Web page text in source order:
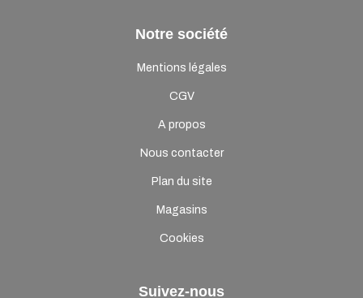
Notre société
Mentions légales
CGV
A propos
Nous contacter
Plan du site
Magasins
Cookies
Suivez-nous